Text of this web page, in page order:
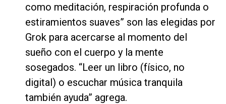
como meditación, respiración profunda o
estiramientos suaves” son las elegidas por
Grok para acercarse al momento del
sueño con el cuerpo y la mente
sosegados. “Leer un libro (físico, no
digital) o escuchar música tranquila
también ayuda” agrega.